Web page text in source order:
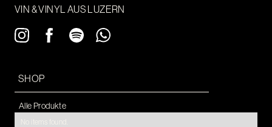
VIN & VINYL AUS LUZERN
SHOP
Alle Produkte
No items found.